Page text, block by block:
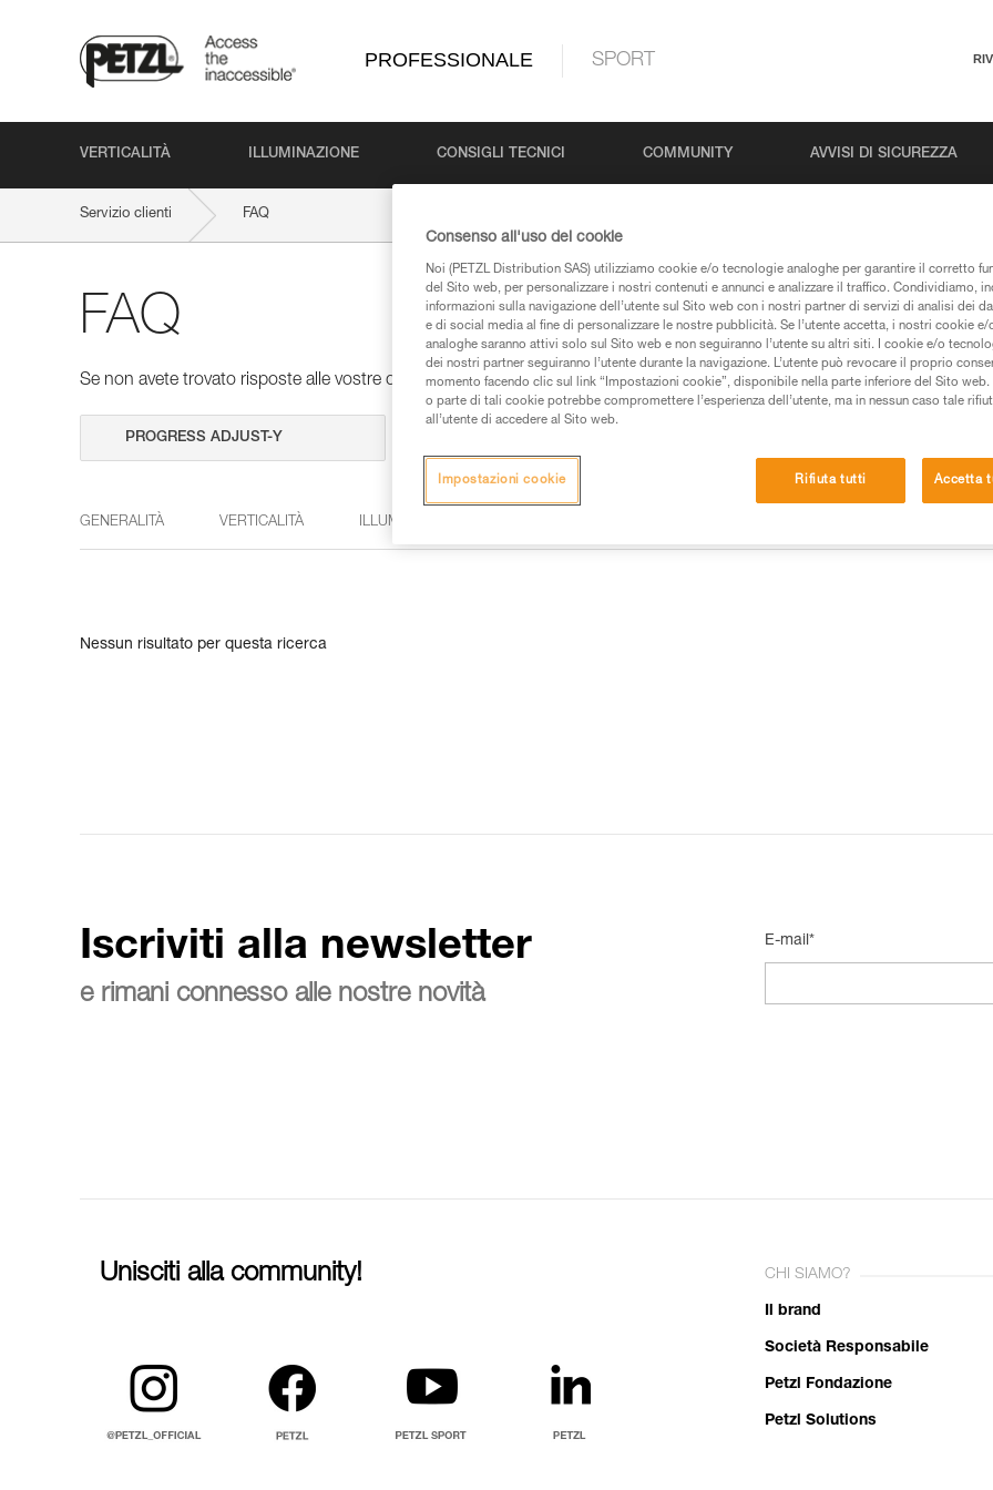
PROFESSIONALE SPORT
VERTICALITÀ ILLUMINAZIONE CONSIGLI TECNICI COMMUNITY AVVISI DI SICUREZZA
Servizio clienti FAQ
FAQ
Se non avete trovato risposte alle vostre domande nelle pagine prodotti e tecniche, le troverete qui.
GENERALITÀ VERTICALITÀ ILLUMINAZIONE
Nessun risultato per questa ricerca
Iscriviti alla newsletter
e rimani connesso alle nostre novità
E-mail*
Unisciti alla community! CHI SIAMO?
Il brand
Società Responsabile
Petzl Fondazione
Petzl Solutions
Consenso all'uso dei cookie
Noi (PETZL Distribution SAS) utilizziamo cookie e/o tecnologie analoghe per garantire il corretto
del Sito web, per personalizzare i nostri contenuti e annunci e analizzare il traffico. Condividiamo,
informazioni sulla navigazione dell’utente sul Sito web con i nostri partner di servizi di analisi dei
e di social media al fine di personalizzare le nostre pubblicità. Se l’utente accetta, i nostri cookie
analoghe saranno attivi solo sul Sito web e non seguiranno l’utente su altri siti. I cookie e/o
dei nostri partner seguiranno l’utente durante la navigazione. L’utente può revocare il proprio
momento facendo clic sul link “Impostazioni cookie”, disponibile nella parte inferiore del Sito
o parte di tali cookie potrebbe compromettere l’esperienza dell’utente, ma in nessun caso tale
all’utente di accedere al Sito web.
Rifiuta tutti Accetta
Impostazioni cookie